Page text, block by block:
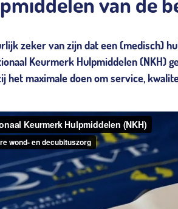
zeker van zijn dat een (medisch)
Keurmerk Hulpmiddelen (NKH)
het maximale doen om service,